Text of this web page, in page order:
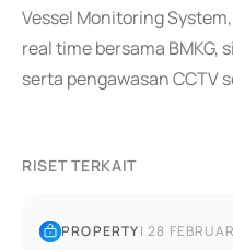
Vessel Monitoring
real time bersama BMKG,
serta pengawasan CCTV
RISET TERKAIT
PROPERTY|28